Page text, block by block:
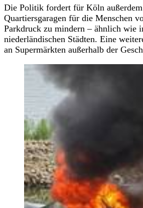
Die Politik fordert für Köln
Quartiersgaragen für die Menschen
Parkdruck zu mindern – ähnlich wie
niederländischen Städten. Eine
an Supermärkten außerhalb der